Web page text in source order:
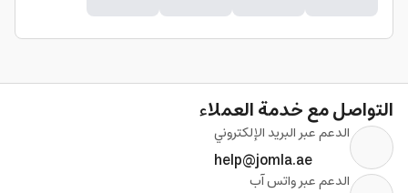
التواصل مع خدمة العملاء
الدعم عبر البريد الإلكتروني
help@jomla.ae
الدعم عبر واتس آب